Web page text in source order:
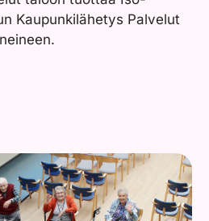
Kaupunkilähetys Palvelut